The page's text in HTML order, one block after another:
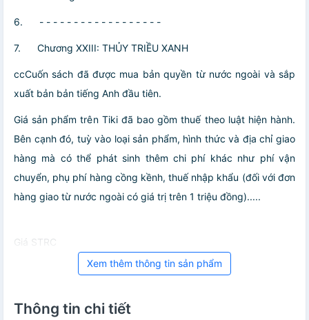
6. - - - - - - - - - - - - - - - - - -
7. Chương XXIII: THỦY TRIỀU XANH
ccCuốn sách đã được mua bản quyền từ nước ngoài và sắp
xuất bản bản tiếng Anh đầu tiên.
Giá sản phẩm trên Tiki đã bao gồm thuế theo luật hiện hành.
Bên cạnh đó, tuỳ vào loại sản phẩm, hình thức và địa chỉ giao
hàng mà có thể phát sinh thêm chi phí khác như phí vận
chuyển, phụ phí hàng cồng kềnh, thuế nhập khẩu (đối với đơn
hàng giao từ nước ngoài có giá trị trên 1 triệu đồng).....
Giá STRC
Xem thêm thông tin sản phẩm
Thông tin chi tiết